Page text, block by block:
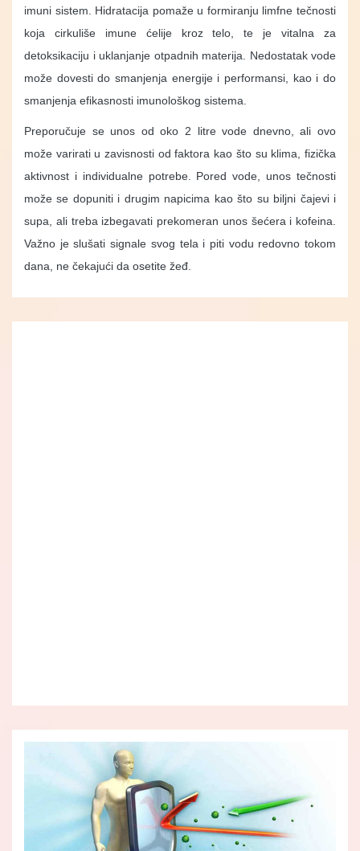
imuni sistem. Hidratacija pomaže u formiranju limfne tečnosti
koja cirkuliše imune ćelije kroz telo, te je vitalna za
detoksikaciju i uklanjanje otpadnih materija. Nedostatak vode
može dovesti do smanjenja energije i performansi, kao i do
smanjenja efikasnosti imunološkog sistema.
Preporučuje se unos od oko 2 litre vode dnevno, ali ovo
može varirati u zavisnosti od faktora kao što su klima, fizička
aktivnost i individualne potrebe. Pored vode, unos tečnosti
može se dopuniti i drugim napicima kao što su biljni čajevi i
supa, ali treba izbegavati prekomeran unos šećera i kofeina.
Važno je slušati signale svog tela i piti vodu redovno tokom
dana, ne čekajući da osetite žeđ.